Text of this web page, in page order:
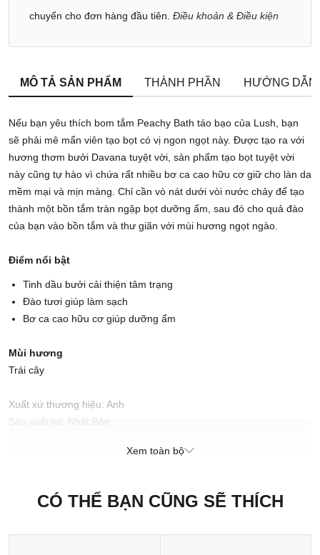
chuyển cho đơn hàng đầu tiên. Điều khoản & Điều kiện
MÔ TẢ SẢN PHẨM THÀNH PHẦN HƯỚNG
Nếu bạn yêu thích bom tắm Peachy Bath táo bạo của Lush, bạn
sẽ phải mê mẩn viên tạo bọt có vị ngon ngọt này. Được tạo ra với
hương thơm bưởi Davana tuyệt vời, sản phẩm tạo bọt tuyệt vời
này cũng tự hào vì chứa rất nhiều bơ ca cao hữu cơ giữ cho làn da
mềm mại và mịn màng. Chỉ cần vò nát dưới vòi nước chảy để tạo
thành một bồn tắm tràn ngập bọt dưỡng ẩm, sau đó cho quả đào
của bạn vào bồn tắm và thư giãn với mùi hương ngọt ngào.
Điểm nổi bật
Tinh dầu bưởi cải thiện tâm trạng
Đào tươi giúp làm sạch
Bơ ca cao hữu cơ giúp dưỡng ẩm
Mùi hương
Trái cây
Xuất xứ thương hiệu: Anh
Sản xuất tại: Nhật Bản
Xem toàn bộ
CÓ THỂ BẠN CŨNG SẼ THÍCH